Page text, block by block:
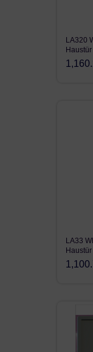
LA320
Haustür
LA33
Haustür